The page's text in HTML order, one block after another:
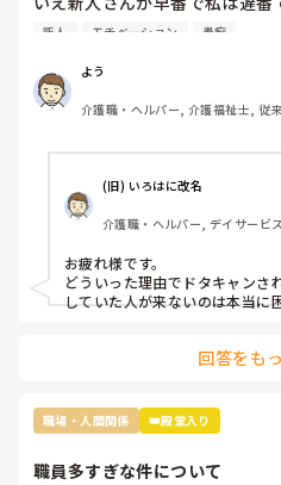
しまいました。
そこで医師の診断書を出したら
で、午後からできる利用者を入
新人さんに1人でおやつを任せ
新人 モチベーション 愚痴
よう
介護職・ヘルパー, 介護福祉士, 従
(旧) いろはに改名
介護職・ヘルパー, デイサービス
お疲れ様です。
どういった理由でドタキャンさ
していた人が来ないのは本当に
回答をも
職場・人間関係 👑殿堂入り
職員多すぎな件について